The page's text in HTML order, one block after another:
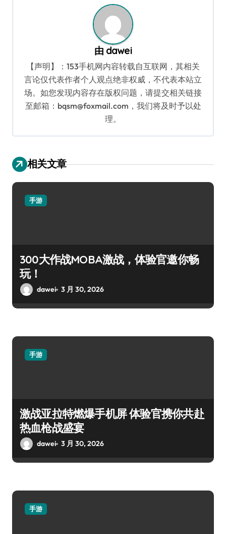
由 dawei
【声明】：153手机网内容转载自互联网，其相关
言论仅代表作者个人观点绝非权威，不代表本站立
场。如您发现内容存在版权问题，请提交相关链接
至邮箱：bqsm@foxmail.com，我们将及时予以处
理。
相关文章
手游
300大作战MOBA激战，体验官邀你畅
玩！
dawei 3 月 30, 2026
手游
激战亚拉特燃爆手机屏 体验官携你共赴
热血枪战盛宴
dawei 3 月 30, 2026
手游